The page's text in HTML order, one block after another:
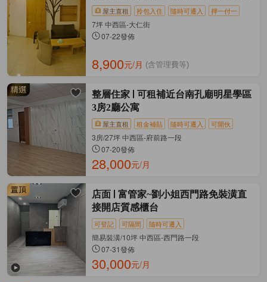
屋主直租 拎包入住 隨時可遷入 押一付一
7坪 中西區-大仁街
07-22發佈
8,900元/月 (含管理費等)
整層住家
可租補近台南孔廟明星學區
3房2廳公寓
屋主直租 租金補貼 隨時可遷入 可開伙
3房/27坪 中西區-府前路一段
07-20發佈
28,000元/月
店面
富管家~劉小姐西門路免裝潢直
接開店質感櫃台
可登記 可隔間 隨時可遷入
簡易裝潢/10坪 中西區-西門路一段
07-31發佈
30,000元/月